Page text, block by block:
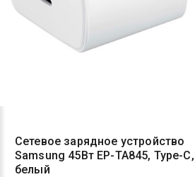
Сетевое зарядное устройство
Samsung 45Вт EP-TA845, Type-C,
белый